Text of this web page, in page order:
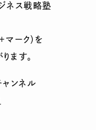
ネス戦略塾
ーク）を
ます。
ャンネル